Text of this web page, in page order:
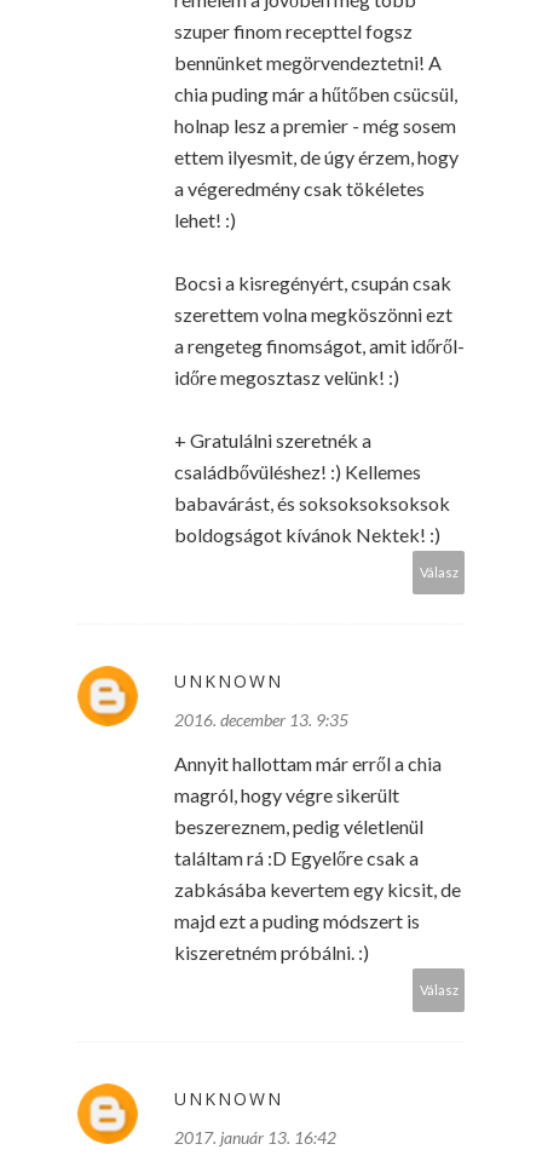
szuper finom recepttel fogsz
bennünket megörvendeztetni! A
chia puding már a hűtőben csücsül,
holnap lesz a premier - még sosem
ettem ilyesmit, de úgy érzem, hogy
a végeredmény csak tökéletes
lehet! :)
Bocsi a kisregényért, csupán csak
szerettem volna megköszönni ezt
a rengeteg finomságot, amit időről-
időre megosztasz velünk! :)
+ Gratulálni szeretnék a
családbővüléshez! :) Kellemes
babavárást, és soksoksoksoksok
boldogságot kívánok Nektek! :)
Válasz
UNKNOWN
2016. december 13. 9:35
Annyit hallottam már erről a chia
magról, hogy végre sikerült
beszereznem, pedig véletlenül
találtam rá :D Egyelőre csak a
zabkásába kevertem egy kicsit, de
majd ezt a puding módszert is
kiszeretném próbálni. :)
Válasz
UNKNOWN
2017. január 13. 16:42